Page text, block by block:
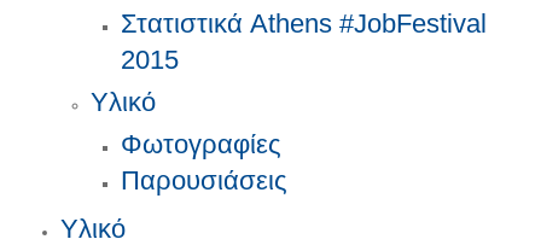
Στατιστικά Athens #JobFestival
2015
Υλικό
Φωτογραφίες
Παρουσιάσεις
Υλικό